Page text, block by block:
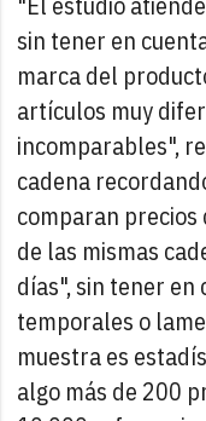
sin tener en
marca del
artículos muy
incomparables",
cadena
comparan
de las mismas
días", sin tener en
temporales o
muestra es
algo más de 200